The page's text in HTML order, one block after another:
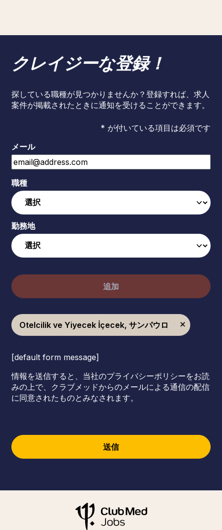
クレイジーな登録！
探している職種が見つかりませんか？登録すれば、求人
案件が掲載されたときに通知を受けることができます。
* が付いている項目は必須です
メール
職種
勤務地
追加
Otelcilik ve Yiyecek İçecek, サンパウロ
[default form message]
情報を送信すると、当社のプライバシーポリシーをお読
みの上で、クラブメッドからのメールによる通信の配信
に同意されたものとみなされます。
送信